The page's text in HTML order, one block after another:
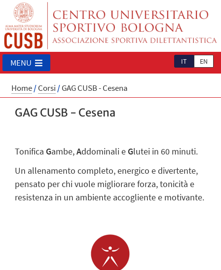
IT EN
MENU
Home/Corsi /GAG CUSB - Cesena
GAG CUSB - Cesena
Tonifica Gambe,Addominali e Glutei in 60 minuti.
Un allenamento completo, energico e divertente,
pensato per chi vuole migliorare forza, tonicità e
resistenza in un ambiente accogliente e motivante.